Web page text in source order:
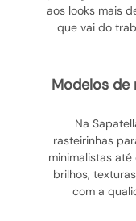
aos looks mais
que vai do
modelos de rasteirinhas para todos os
Na
rasteirinhas
minimalistas até
brilhos,
com a